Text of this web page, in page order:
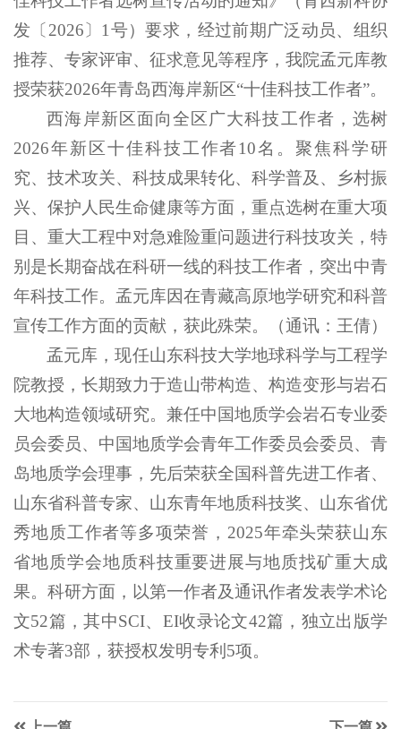
发〔2026〕1号）要求，经过前期广泛动员、组织
推荐、专家评审、征求意见等程序，我院孟元库教
授荣获2026年青岛西海岸新区“十佳科技工作者”。
西海岸新区面向全区广大科技工作者，选树
2026年新区十佳科技工作者10名。聚焦科学研
究、技术攻关、科技成果转化、科学普及、乡村振
兴、保护人民生命健康等方面，重点选树在重大项
目、重大工程中对急难险重问题进行科技攻关，特
别是长期奋战在科研一线的科技工作者，突出中青
年科技工作。孟元库因在青藏高原地学研究和科普
宣传工作方面的贡献，获此殊荣。（通讯：王倩）
孟元库，现任山东科技大学地球科学与工程学
院教授，长期致力于造山带构造、构造变形与岩石
大地构造领域研究。兼任中国地质学会岩石专业委
员会委员、中国地质学会青年工作委员会委员、青
岛地质学会理事，先后荣获全国科普先进工作者、
山东省科普专家、山东青年地质科技奖、山东省优
秀地质工作者等多项荣誉，2025年牵头荣获山东
省地质学会地质科技重要进展与地质找矿重大成
果。科研方面，以第一作者及通讯作者发表学术论
文52篇，其中SCI、EI收录论文42篇，独立出版学
术专著3部，获授权发明专利5项。